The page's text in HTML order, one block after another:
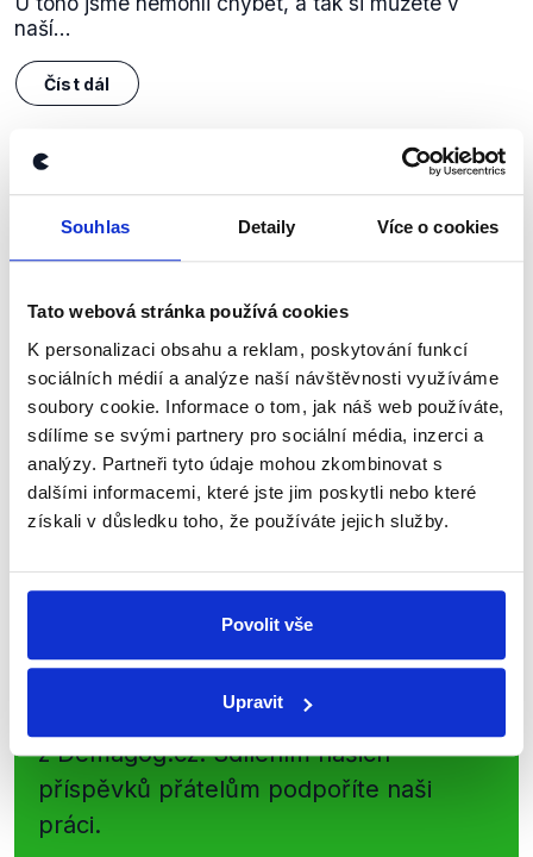
Souhlas Detaily Více o cookies
Tato webová stránka používá cookies
K personalizaci obsahu a reklam, poskytování funkcí
sociálních médií a analýze naší návštěvnosti využíváme
soubory cookie. Informace o tom, jak náš web používáte,
sdílíme se svými partnery pro sociální média, inzerci a
analýzy. Partneři tyto údaje mohou zkombinovat s
dalšími informacemi, které jste jim poskytli nebo které
získali v důsledku toho, že používáte jejich služby.
Povolit vše
Upravit
naší...
Číst dál
Zůstaňme v kontaktu
Přihlaste se k odběru našeho
kanálu, kde pravidelně přinášíme
shrnutí nejzajímavějších článků a analýz.
Začněte nás odebírat, a mějte tak
přehled o tom, jaké dezinformace a
nepravdy se zrovna v Česku šíří.
WhatsApp
Sociální sítě
Nenechte si ujít nejnovější události
z Demagog.cz. Sdílením našich
příspěvků přátelům podpoříte naši
práci.